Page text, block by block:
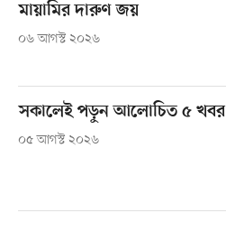
মায়ামির দারুণ জয়
০৬ আগস্ট ২০২৬
সকালেই পড়ুন আলোচিত ৫ খবর
০৫ আগস্ট ২০২৬